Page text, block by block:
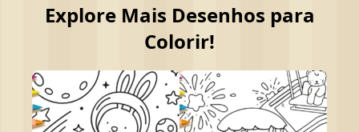
Explore Mais Desenhos para
Colorir!